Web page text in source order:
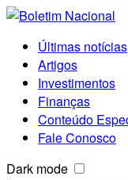
Últimas notícias
Artigos
Investimentos
Finanças
Conteúdo
Fale Conosco
Dark mode